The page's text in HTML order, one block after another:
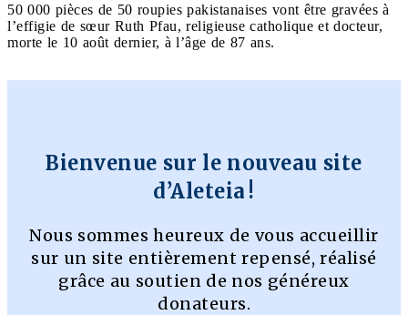
50 000 pièces de 50 roupies pakistanaises vont être gravées à
l’effigie de sœur Ruth Pfau, religieuse catholique et docteur,
morte le 10 août dernier, à l’âge de 87 ans.
Bienvenue sur le nouveau site
d’Aleteia !
Nous sommes heureux de vous accueillir
sur un site entièrement repensé, réalisé
grâce au soutien de nos généreux
donateurs.